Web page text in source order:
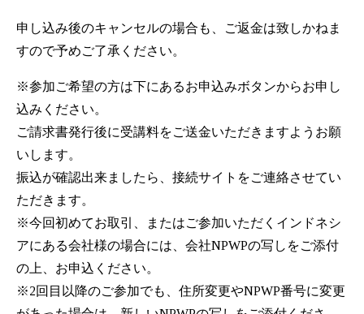
申し込み後のキャンセルの場合も、ご返金は致しかねま
すので予めご了承ください。
※参加ご希望の方は下にあるお申込みボタンからお申し
込みください。
ご請求書発行後に受講料をご送金いただきますようお願
いします。
振込が確認出来ましたら、接続サイトをご連絡させてい
ただきます。
※今回初めてお取引、またはご参加いただくインドネシ
アにある会社様の場合には、会社NPWPの写しをご添付
の上、お申込ください。
※2回目以降のご参加でも、住所変更やNPWP番号に変更